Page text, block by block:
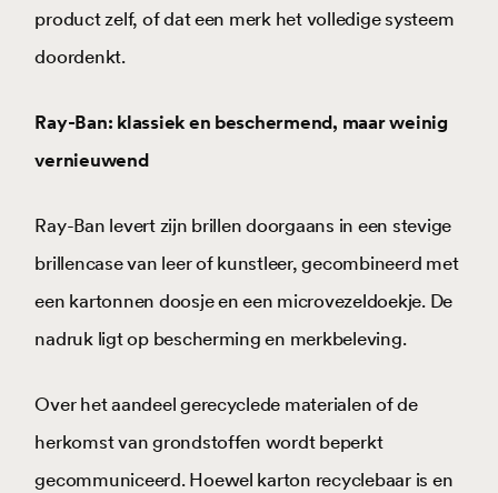
product zelf, of dat een merk het volledige systeem
doordenkt.
Ray-Ban: klassiek en beschermend, maar weinig
vernieuwend
Ray-Ban levert zijn brillen doorgaans in een stevige
brillencase van leer of kunstleer, gecombineerd met
een kartonnen doosje en een microvezeldoekje. De
nadruk ligt op bescherming en merkbeleving.
Over het aandeel gerecyclede materialen of de
herkomst van grondstoffen wordt beperkt
gecommuniceerd. Hoewel karton recyclebaar is en